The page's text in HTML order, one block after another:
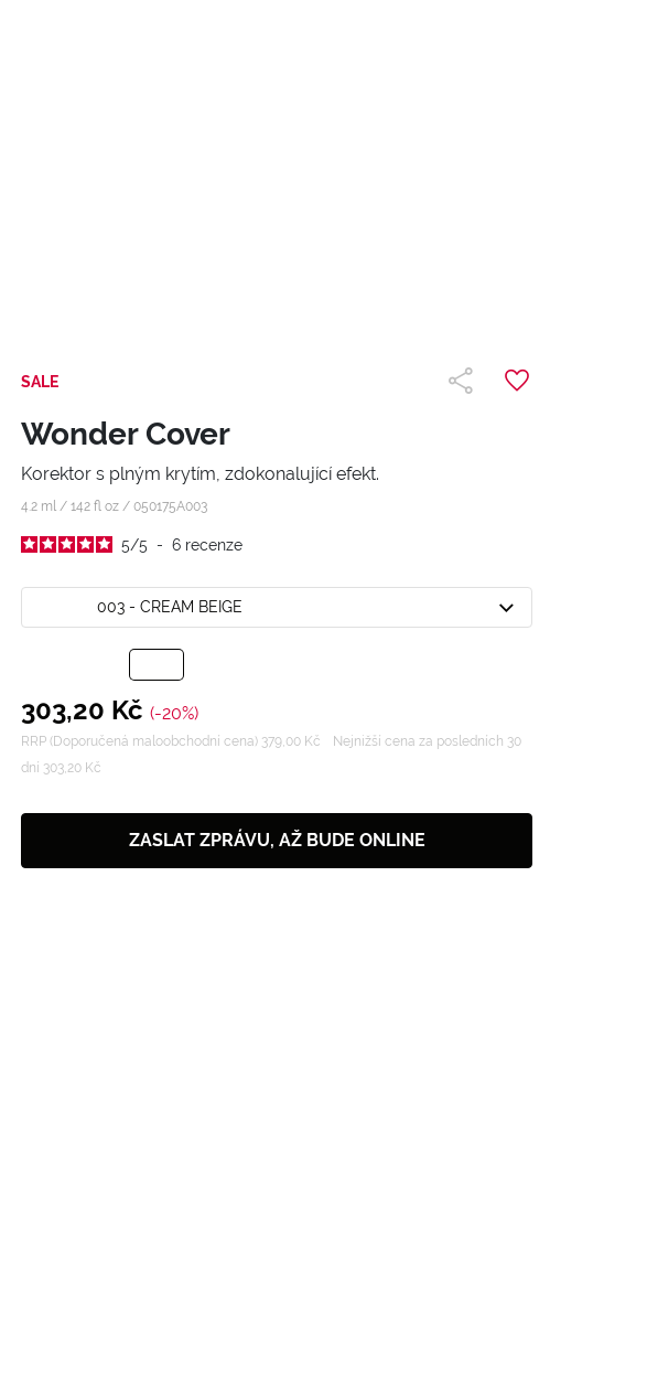
SALE
Wonder Cover
Korektor s plným krytím, zdokonalující efekt.
4.2 ml / 142 fl oz / 050175A003
5/5 - 6 recenze
003 - CREAM BEIGE
303,20 Kč (-20%)
RRP (Doporučená maloobchodní cena) 379,00 Kč
Nejnižší cena za posledních 30
dní 303,20 Kč
ZASLAT ZPRÁVU, AŽ BUDE ONLINE